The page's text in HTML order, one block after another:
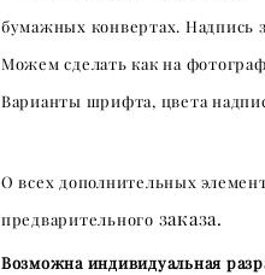
бумажных конвертах. Надпись
Можем сделать как на
Варианты шрифта, цвета
О всех дополнительных
предварительного заказа.
Возможна индивидуальная